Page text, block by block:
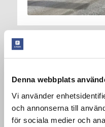
Denna webbplats
Vi använder
och annonserna till
för sociala medier och
rêkûpêk tê kontrolkirin.
Di rewşa nedayîna
ku xercê kontrolê yê 700
Parkkirina nerast a ku rê li